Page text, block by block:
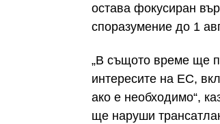
остава фокусиран
споразумение до 1
„В същото време ще
интересите на ЕС,
ако е необходимо“,
ще наруши